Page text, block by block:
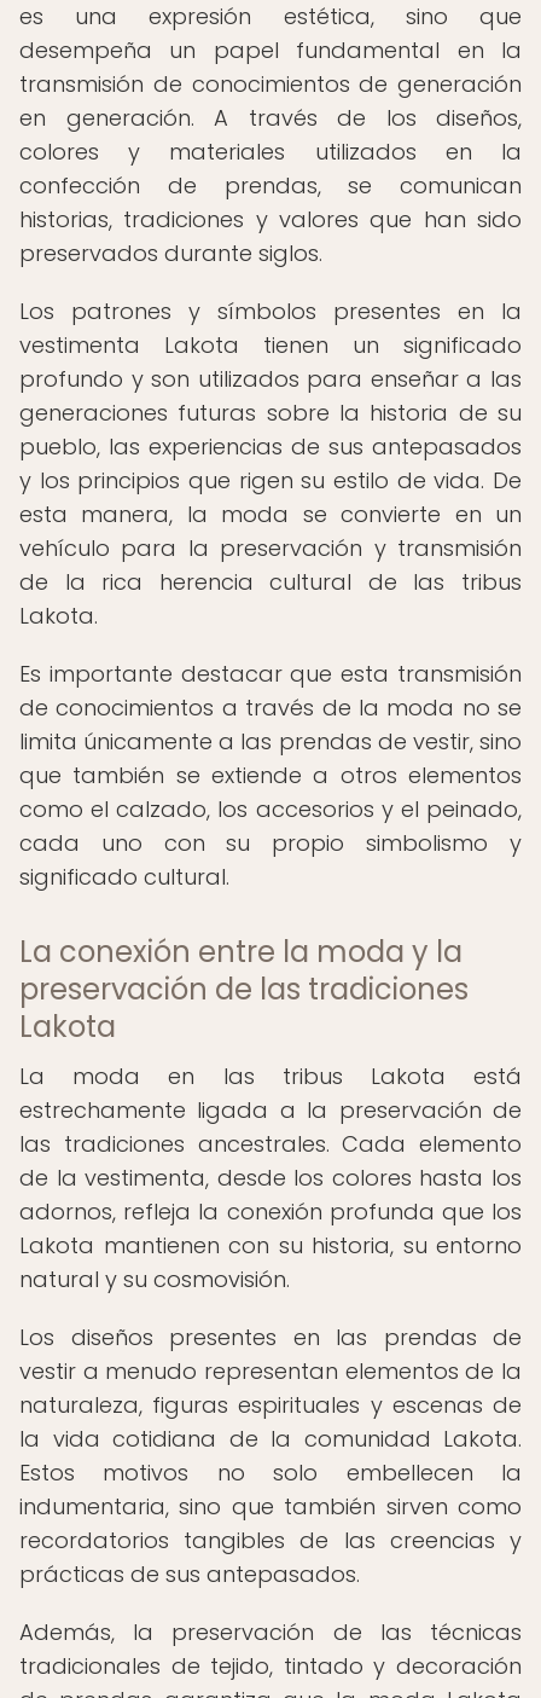
es una expresión estética, sino que
desempeña un papel fundamental en la
transmisión de conocimientos de generación
en generación. A través de los diseños,
colores y materiales utilizados en la
confección de prendas, se comunican
historias, tradiciones y valores que han sido
preservados durante siglos.
Los patrones y símbolos presentes en la
vestimenta Lakota tienen un significado
profundo y son utilizados para enseñar a las
generaciones futuras sobre la historia de su
pueblo, las experiencias de sus antepasados
y los principios que rigen su estilo de vida. De
esta manera, la moda se convierte en un
vehículo para la preservación y transmisión
de la rica herencia cultural de las tribus
Lakota.
Es importante destacar que esta transmisión
de conocimientos a través de la moda no se
limita únicamente a las prendas de vestir, sino
que también se extiende a otros elementos
como el calzado, los accesorios y el peinado,
cada uno con su propio simbolismo y
significado cultural.
La conexión entre la moda y la
preservación de las tradiciones
Lakota
La moda en las tribus Lakota está
estrechamente ligada a la preservación de
las tradiciones ancestrales. Cada elemento
de la vestimenta, desde los colores hasta los
adornos, refleja la conexión profunda que los
Lakota mantienen con su historia, su entorno
natural y su cosmovisión.
Los diseños presentes en las prendas de
vestir a menudo representan elementos de la
naturaleza, figuras espirituales y escenas de
la vida cotidiana de la comunidad Lakota.
Estos motivos no solo embellecen la
indumentaria, sino que también sirven como
recordatorios tangibles de las creencias y
prácticas de sus antepasados.
Además, la preservación de las técnicas
tradicionales de tejido, tintado y decoración